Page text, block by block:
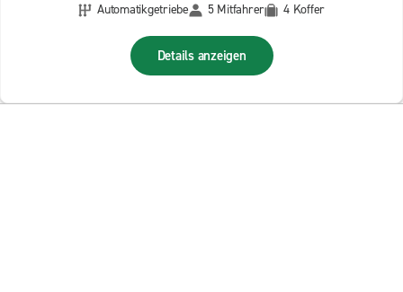
Automatikgetriebe
5 Mitfahrer 4 Koffer
Details anzeigen